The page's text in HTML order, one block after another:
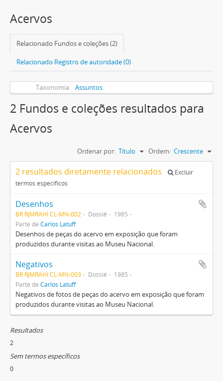
Acervos
Relacionado Fundos e coleções (2)
Relacionado Registro de autoridade (0)
Taxonomia Assuntos
2 Fundos e coleções resultados para
Acervos
Ordenar por: Título Ordem: Crescente
2 resultados diretamente relacionados
Excluir
termos específicos
Desenhos
BR RJMRAHI CL-MN-002 Dossiê
1985
Parte de Carlos Latuff
Desenhos de peças do acervo em exposição que foram
produzidos durante visitas ao Museu Nacional.
Negativos
BR RJMRAHI CL-MN-003 Dossiê
1985
Parte de Carlos Latuff
Negativos de fotos de peças do acervo em exposição que foram
produzidos durante visitas ao Museu Nacional.
Resultados
2
Sem termos específicos
0